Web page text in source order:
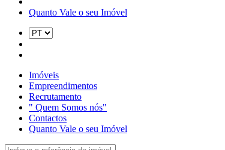
Quanto Vale o seu Imóvel
Imóveis
Empreendimentos
Recrutamento
" Quem Somos nós"
Contactos
Quanto Vale o seu Imóvel